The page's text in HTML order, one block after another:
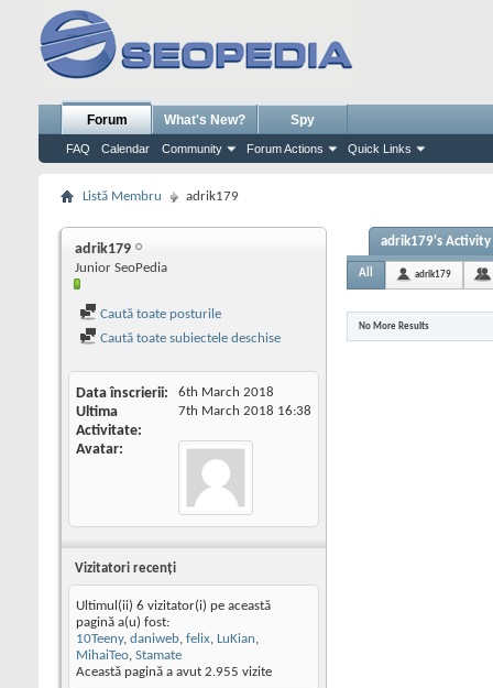
Forum
FAQ Calendar Community Forum Actions Quick Links
What's New? Spy
Listă Membru adrik179
adrik179
Junior SeoPedia
Caută toate posturile
Caută toate subiectele deschise
Data înscrierii 6th March 2018
Ultima
Activitate
7th March 2018 16:38
Avatar
Vizitatori recenţi
Ultimul(ii) 6 vizitator(i) pe această
pagină a(u) fost:
10Teeny, daniweb, felix, LuKian,
MihaiTeo, Stamate
Această pagină a avut 2.955 vizite
adrik179's Activity
All adrik179
No More Results